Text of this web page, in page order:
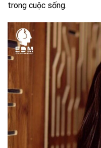
trong cuộc sống.